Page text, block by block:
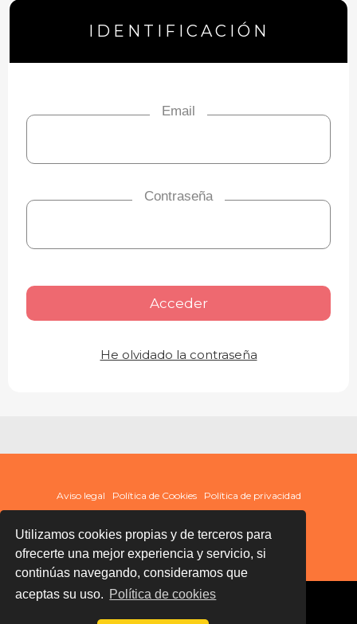
Utilizamos cookies propias y de terceros para
ofrecerte una mejor experiencia y servicio, si
continúas navegando, consideramos que
aceptas su uso. Política de cookies
IDENTIFICACIÓN
Email
Contraseña
Acceder
He olvidado la contraseña
Aviso legal Política de Cookies Política de privacidad